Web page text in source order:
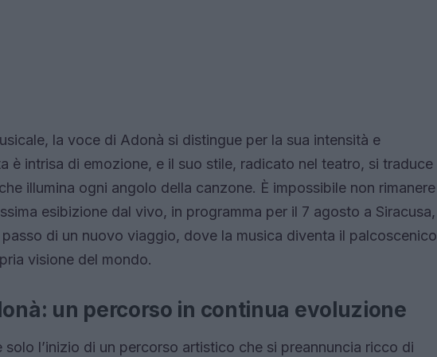
la voce di Adonà si distingue per la sua intensità e
è intrisa di emozione, e il suo stile, radicato nel teatro, si traduce
illumina ogni angolo della canzone. È impossibile non rimanere
esibizione dal vivo, in programma per il 7 agosto a Siracusa,
di un nuovo viaggio, dove la musica diventa il palcoscenico
visione del mondo.
un percorso in continua evoluzione
l’inizio di un percorso artistico che si preannuncia ricco di